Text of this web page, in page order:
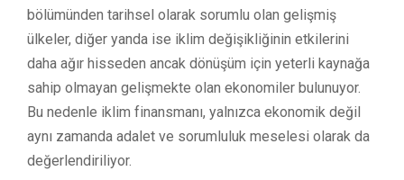
bölümünden tarihsel olarak sorumlu olan gelişmiş
ülkeler, diğer yanda ise iklim değişikliğinin etkilerini
daha ağır hisseden ancak dönüşüm için yeterli kaynağa
sahip olmayan gelişmekte olan ekonomiler bulunuyor.
Bu nedenle iklim finansmanı, yalnızca ekonomik değil
aynı zamanda adalet ve sorumluluk meselesi olarak da
değerlendiriliyor.